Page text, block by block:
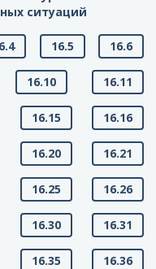
ситуаций
16.5 16.6
16.10 16.11
16.15 16.16
16.20 16.21
16.25 16.26
16.30 16.31
16.35 16.36